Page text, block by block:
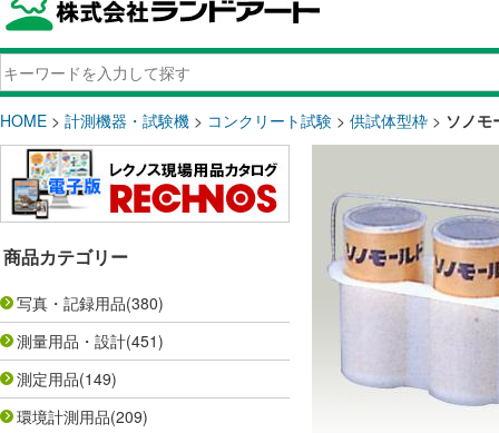
HOME > 計測機器・試験機 > コンクリート試験 > 供試体型枠 > ソノ
商品カテゴリー
写真・記録用品(380)
測量用品・設計(451)
測定用品(149)
環境計測用品(209)